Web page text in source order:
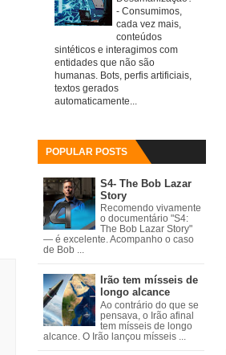
- Consumimos,
cada vez mais,
conteúdos
sintéticos e interagimos com
entidades que não são
humanas. Bots, perfis artificiais,
textos gerados
automaticamente...
POPULAR POSTS
S4- The Bob Lazar
Story
Recomendo vivamente
o documentário "S4:
The Bob Lazar Story"
— é excelente. Acompanho o caso
de Bob ...
Irão tem mísseis de
longo alcance
Ao contrário do que se
pensava, o Irão afinal
tem mísseis de longo
alcance. O Irão lançou mísseis ...